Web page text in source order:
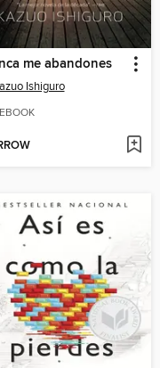
me abandones
Ishiguro
EBOOK